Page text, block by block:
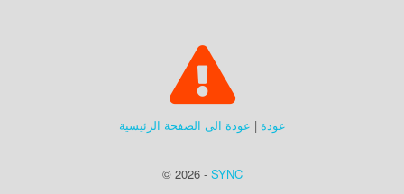
عودة | عودة الى الصفحة الرئيسية
© 2026 - SYNC